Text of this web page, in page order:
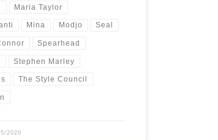
Maria Taylor
Mina Modjo Seal
Spearhead
Stephen Marley
The Style Council
2020